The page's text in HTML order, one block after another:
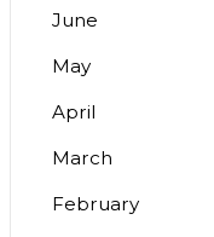
June
May
April
March
February